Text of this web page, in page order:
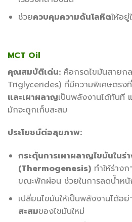
ช่วยควบคุมความดันโลหิตให้อยู่
MCT Oil
คุณสมบัติเด่น: คือกรดไขมันสายก
Triglycerides) ที่มีความพิเศษตรง
และเผาผลาญเป็นพลังงานได้ทันที
มักจะถูกเก็บสะสม
ประโยชน์ต่อสุขภาพ:
กระตุ้นการเผาผลาญไขมันในร่
(Thermogenesis)ทำให้ร่างก
ขณะพักผ่อน ช่วยในการลดน้ำหนั
เปลี่ยนไขมันให้เป็นพลังงานได้อย่
สะสมของไขมันใหม่